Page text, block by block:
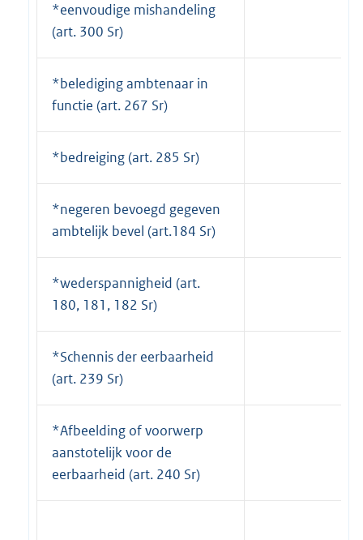
*eenvoudige mishandeling
(art. 300 Sr)
*belediging ambtenaar in
functie (art. 267 Sr)
*bedreiging (art. 285 Sr)
*negeren bevoegd gegeven
ambtelijk bevel (art.184 Sr)
*wederspannigheid (art.
180, 181, 182 Sr)
*Schennis der eerbaarheid
(art. 239 Sr)
*Afbeelding of voorwerp
aanstotelijk voor de
eerbaarheid (art. 240 Sr)